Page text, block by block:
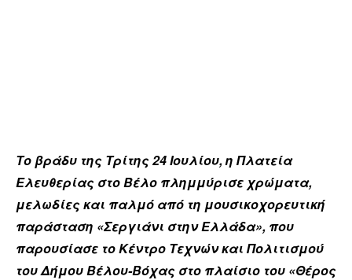
Το βράδυ της Τρίτης 24 Ιουλίου, η Πλατεία
Ελευθερίας στο Βέλο πλημμύρισε χρώματα,
μελωδίες και παλμό από τη μουσικοχορευτική
παράσταση «Σεργιάνι στην Ελλάδα», που
παρουσίασε το Κέντρο Τεχνών και Πολιτισμού
του Δήμου Βέλου-Βόχας στο πλαίσιο του «Θέρος